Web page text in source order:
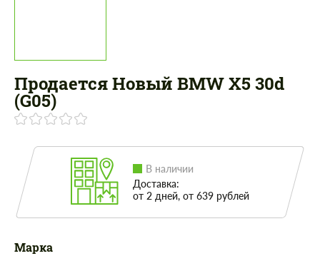
Продается Новый BMW X5 30d
(G05)
В наличии
Доставка:
от 2 дней, от 639 рублей
Марка